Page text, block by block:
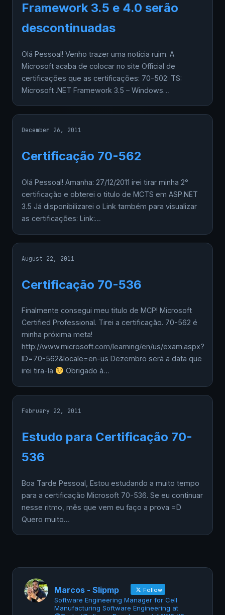
Framework 3.5 e 4.0 serão
descontinuadas
Olá Pessoal! Venho trazer uma noticia ruim. A
Microsoft acaba de colocar no site Official de
certificações que as certificações: 70-502: TS:
Microsoft .NET Framework 3.5 – Windows…
December 26, 2011
Certificação 70-562
Olá Pessoal! Amanha: 27/12/2011 irei tirar minha 2°
certificação e obterei o titulo de MCTS em ASP.NET
3.5 Já disponibilizarei o Link também para visualizar
as certificações: Link:…
August 22, 2011
Certificação 70-536
Finalmente consegui meu titulo de MCP! Microsoft
Certified Professional. Tirei a certificação. 70-562 é
minha próxima meta!
http://www.microsoft.com/learning/en/us/exam.aspx?
ID=70-562&locale=en-us Dezembro será a data que
irei tira-la
Obrigado à…
February 22, 2011
Estudo para Certificação 70-
536
Boa Tarde Pessoal, Estou estudando a muito tempo
para a certificação Microsoft 70-536. Se eu continuar
nesse ritmo, mês que vem eu faço a prova =D
Quero muito…
Marcos - Slipmp Follow
Software Engineering Manager for Cell
Manufacturing Software Engineering at